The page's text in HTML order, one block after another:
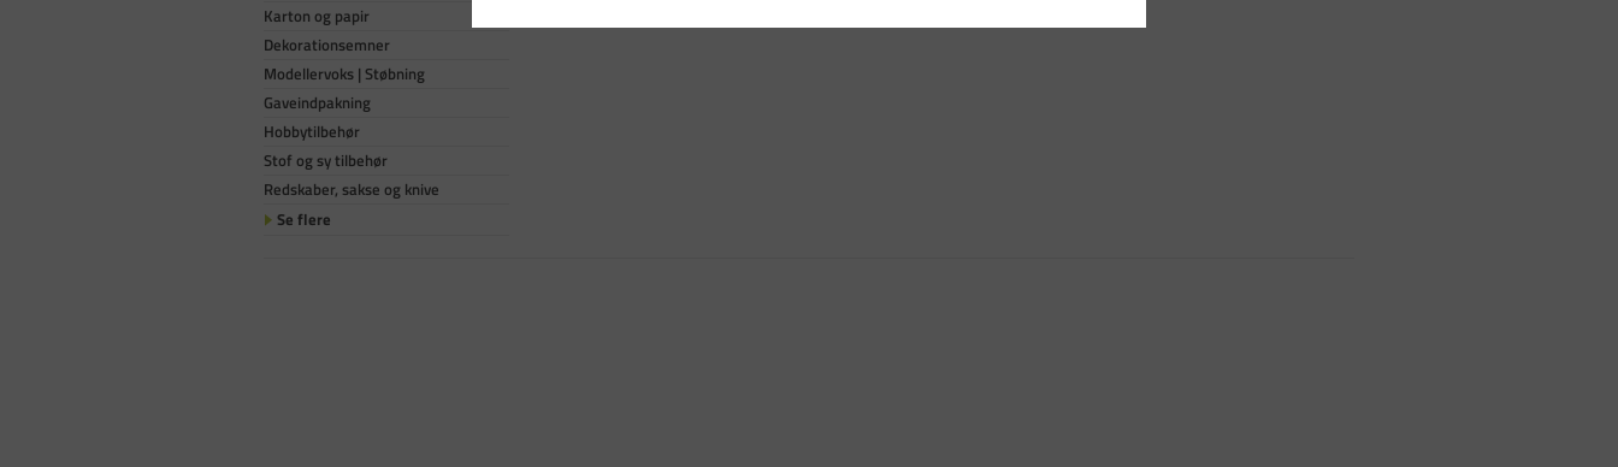
Karton og papir
Dekorationsemner
Modellervoks | Støbning
Gaveindpakning
Hobbytilbehør
Stof og sy tilbehør
Redskaber, sakse og knive
Se flere